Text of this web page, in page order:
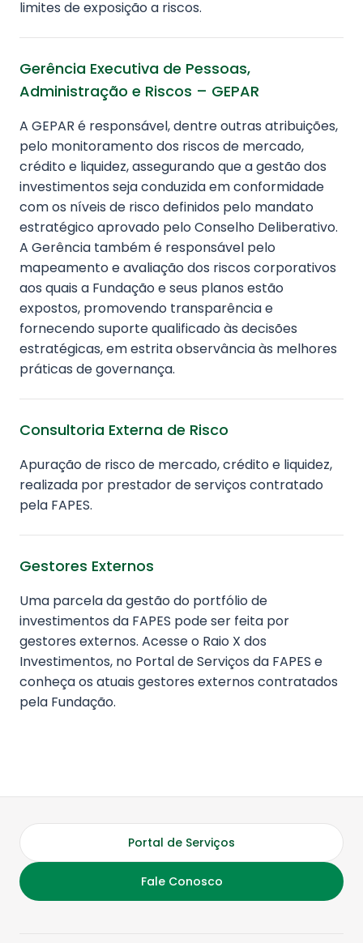
limites de exposição a riscos.
Gerência Executiva de Pessoas,
Administração e Riscos – GEPAR
A GEPAR é responsável, dentre outras atribuições,
pelo monitoramento dos riscos de mercado,
crédito e liquidez, assegurando que a gestão dos
investimentos seja conduzida em conformidade
com os níveis de risco definidos pelo mandato
estratégico aprovado pelo Conselho Deliberativo.
A Gerência também é responsável pelo
mapeamento e avaliação dos riscos corporativos
aos quais a Fundação e seus planos estão
expostos, promovendo transparência e
fornecendo suporte qualificado às decisões
estratégicas, em estrita observância às melhores
práticas de governança.
Consultoria Externa de Risco
Apuração de risco de mercado, crédito e liquidez,
realizada por prestador de serviços contratado
pela FAPES.
Gestores Externos
Uma parcela da gestão do portfólio de
investimentos da FAPES pode ser feita por
gestores externos. Acesse o Raio X dos
Investimentos, no Portal de Serviços da FAPES e
conheça os atuais gestores externos contratados
pela Fundação.
Portal de Serviços
Fale Conosco